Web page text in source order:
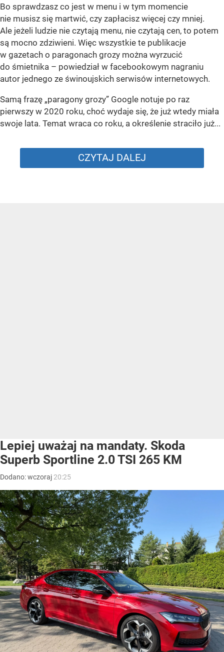
Bo sprawdzasz co jest w menu i w tym momencie
nie musisz się martwić, czy zapłacisz więcej czy mniej.
Ale jeżeli ludzie nie czytają menu, nie czytają cen, to potem
są mocno zdziwieni. Więc wszystkie te publikacje
w gazetach o paragonach grozy można wyrzucić
do śmietnika – powiedział w facebookowym nagraniu
autor jednego ze świnoujskich serwisów internetowych.
Samą frazę „paragony grozy” Google notuje po raz
pierwszy w 2020 roku, choć wydaje się, że już wtedy miała
swoje lata. Temat wraca co roku, a określenie straciło już...
CZYTAJ DALEJ
Lepiej uważaj na mandaty. Skoda
Superb Sportline 2.0 TSI 265 KM
Dodano:wczoraj 20:25